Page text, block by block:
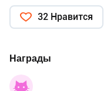
32 Нравится
Награды